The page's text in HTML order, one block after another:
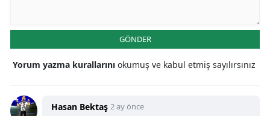
GÖNDER
Yorum yazma kurallarını okumuş ve kabul etmiş sayılırsınız
Hasan Bektaş 2 ay önce